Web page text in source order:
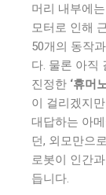
머리 내부에
모터로 인해
50개의 동작
다. 물론 아직
진정한 ‘휴머
이 걸리겠지
대답하는 아
던, 외모만으
로봇이 인간
듭니다.